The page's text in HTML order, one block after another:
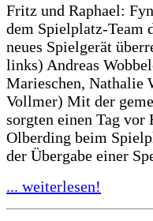
Fritz und Raphael:
dem Spielplatz-Team
neues Spielgerät
links) Andreas
Marieschen, Nathalie
Vollmer) Mit der
sorgten einen Tag
Olberding beim
der Übergabe einer
... weiterlesen!